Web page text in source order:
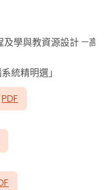
及學與教資源設計 —高
統精明選」
PDF